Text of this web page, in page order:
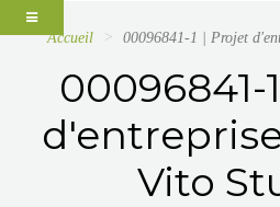
Accueil 00096841-1 | Projet
00096841-
Vito